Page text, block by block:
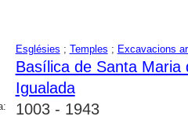
Esglésies ; Temples ; Excavacions
Basílica de Santa Maria
Igualada
1003 - 1943